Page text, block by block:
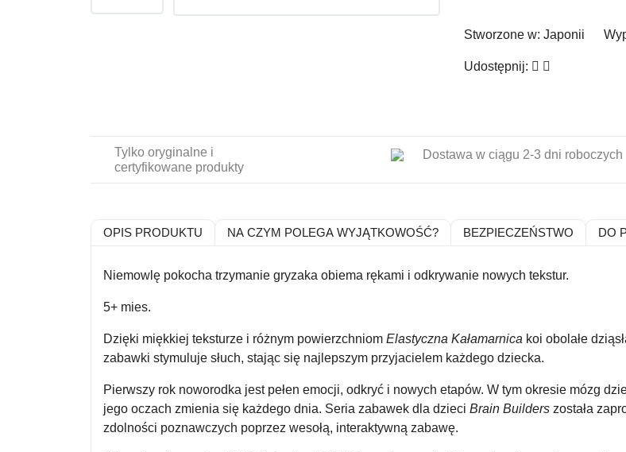
Stworzone w: Japonii
Udostępnij:
Tylko oryginalne i
certyfikowane produkty
Dostawa w ciągu 2-3 dni roboczych
OPIS PRODUKTU NA CZYM POLEGA WYJĄTKOWOŚĆ? BEZPIECZEŃSTWO DO
Niemowlę pokocha trzymanie gryzaka obiema rękami i odkrywanie nowych tekstur.
5+ mies.
Dzięki miękkiej teksturze i różnym powierzchniom Elastyczna Kałamarnica koi obolałe
zabawki stymuluje słuch, stając się najlepszym przyjacielem każdego dziecka.
Pierwszy rok noworodka jest pełen emocji, odkryć i nowych etapów. W tym okresie mózg
jego oczach zmienia się każdego dnia. Seria zabawek dla dzieci Brain Builders została
zdolności poznawczych poprzez wesołą, interaktywną zabawę.